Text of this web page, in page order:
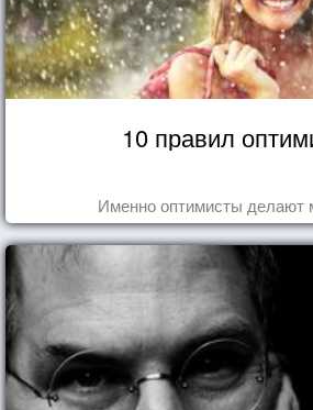
10 правил
Именно оптимисты делают